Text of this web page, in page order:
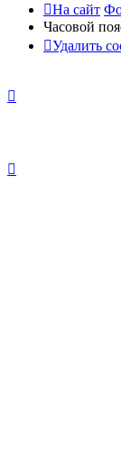
На сайт
Часовой
Удалить